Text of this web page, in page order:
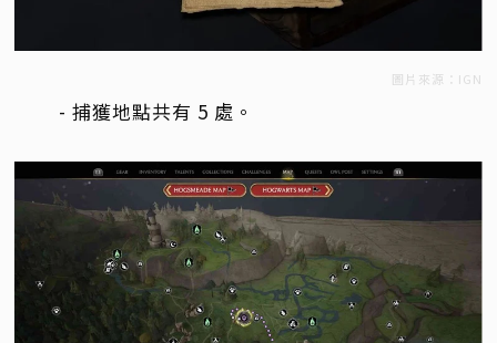
圖片來源：IGN
- 捕獲地點共有 5 處。